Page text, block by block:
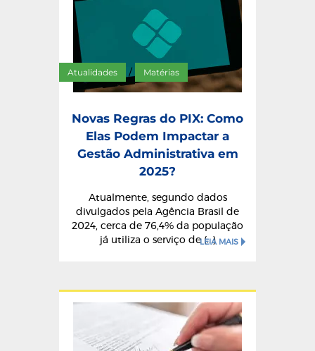
Atualidades / Matérias
Novas Regras do PIX: Como
Elas Podem Impactar a
Gestão Administrativa em
2025?
Atualmente, segundo dados
divulgados pela Agência Brasil de
2024, cerca de 76,4% da população
já utiliza o serviço de (...)LEIA MAIS